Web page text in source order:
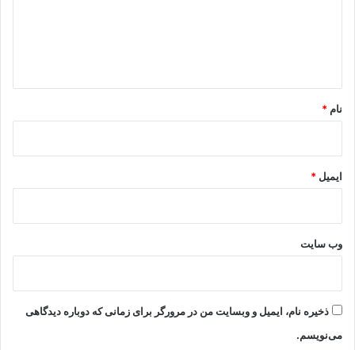
نام *
ایمیل *
وب‌ سایت
ذخیره نام، ایمیل و وبسایت من در مرورگر برای زمانی که دوباره دیدگاهی
می‌نویسم.